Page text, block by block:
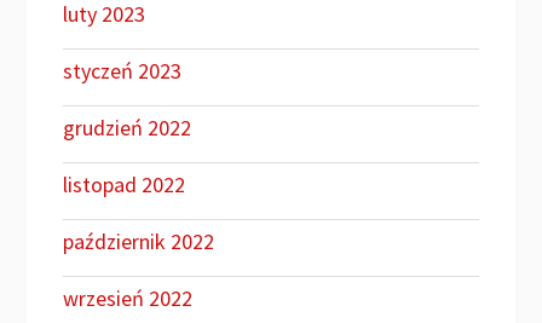
luty 2023
styczeń 2023
grudzień 2022
listopad 2022
październik 2022
wrzesień 2022